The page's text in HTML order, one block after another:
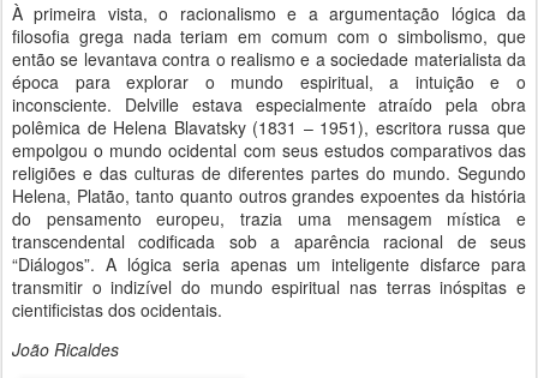
À primeira vista, o racionalismo e a argumentação lógica da
filosofia grega nada teriam em comum com o simbolismo, que
então se levantava contra o realismo e a sociedade materialista da
época para explorar o mundo espiritual, a intuição e o
inconsciente. Delville estava especialmente atraído pela obra
polêmica de Helena Blavatsky (1831 – 1951), escritora russa que
empolgou o mundo ocidental com seus estudos comparativos das
religiões e das culturas de diferentes partes do mundo. Segundo
Helena, Platão, tanto quanto outros grandes expoentes da história
do pensamento europeu, trazia uma mensagem mística e
transcendental codificada sob a aparência racional de seus
“Diálogos”. A lógica seria apenas um inteligente disfarce para
transmitir o indizível do mundo espiritual nas terras inóspitas e
cientificistas dos ocidentais.
João Ricaldes